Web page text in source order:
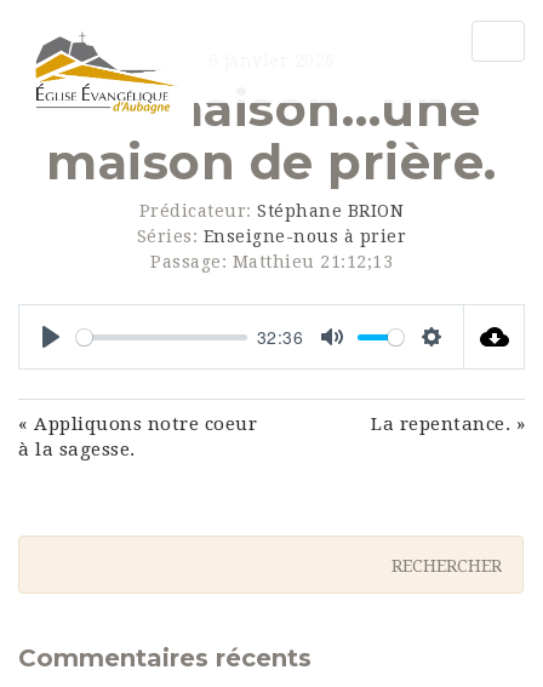
Ma maison…une
maison de prière.
Prédicateur: Stéphane BRION
Séries: Enseigne-nous à prier
Passage: Matthieu 21:12;13
Play
32:36
Mute Settings
« Appliquons notre coeur
à la sagesse.
La repentance. »
Commentaires récents